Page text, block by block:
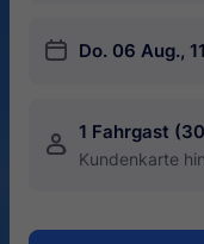
󱎗 Do. 06 Aug.,
󱍂 1 Fahrgast
Kundenkarte